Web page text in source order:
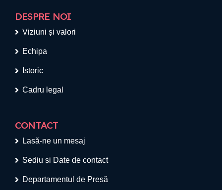
DESPRE NOI
Viziuni și valori
Echipa
Istoric
Cadru legal
CONTACT
Lasă-ne un mesaj
Sediu si Date de contact
Departamentul de Presă